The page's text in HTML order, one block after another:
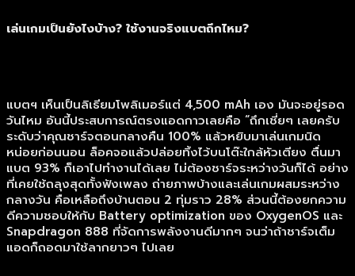
เล่นเกมเป็นยังไงบ้าง? ใช้งานจริงแบตถึกไหม?
แบตฯ เห็นเป็นลิเธียมโพลิเมอร์แต่ 4,500 mAh เอง มันจะอยู่รอด
วันไหม อันนี้ประสบการณ์ตรงแอดกาวเลยคือ “ถึกเชี่ยๆ เลยครับ
ระดับว่าคุณชาร์จตอนกลางคืน 100% แล้วหยิบมาเล่นเกมนิด
หน่อยก่อนนอน ล็อคจอแล้วปล่อยทิ้งไว้บนโต๊ะใกล้หัวเตียง ตื่นมา
แบต 93% ก็เอาไปทำงานได้เลย ไม่ต้องชาร์จระหว่างวันก็ได้ อย่าง
ที่เคยใช้ถลุงสุดทั้งฟังเพลง ถ่ายภาพบ้างและเล่นเกมผสมระหว่าง
กลางวัน คือเหลือถึงบ้านตอน 2 ทุ่มราว 28% ส่วนนี้ต้องยกความ
ดีความชอบให้กับ Battery optimization ของ OxygenOS และ
Snapdragon 888 ที่จัดการพลังงานดีมากๆ จนว่าถ้าชาร์จเต็ม
แอดก็ถอดมาใช้ลากยาวๆ ไปเลย